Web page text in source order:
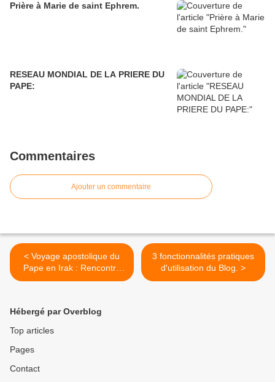
Prière à Marie de saint Ephrem.
RESEAU MONDIAL DE LA PRIERE DU
PAPE:
Commentaires
Ajouter un commentaire
< Voyage apostolique du
Pape en Irak : Rencontre
interreligieuse dans la
3 fonctionnalités pratiques
d'utilisation du Blog. >
Hébergé par Overblog
Top articles
Pages
Contact